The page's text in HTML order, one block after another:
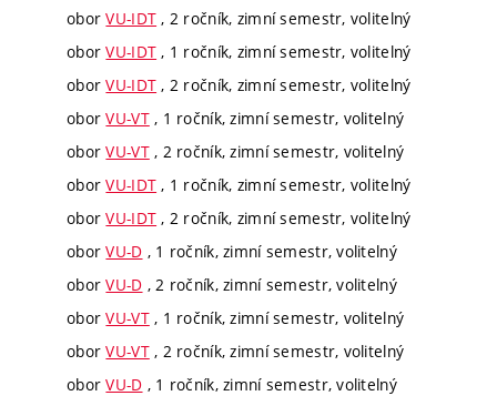
oborVU-IDT , 2 ročník, zimní semestr, volitelný
oborVU-IDT , 1 ročník, zimní semestr, volitelný
oborVU-IDT , 2 ročník, zimní semestr, volitelný
oborVU-VT, 1 ročník, zimní semestr, volitelný
oborVU-VT, 2 ročník, zimní semestr, volitelný
oborVU-IDT , 1 ročník, zimní semestr, volitelný
oborVU-IDT , 2 ročník, zimní semestr, volitelný
oborVU-D , 1 ročník, zimní semestr, volitelný
oborVU-D , 2 ročník, zimní semestr, volitelný
oborVU-VT, 1 ročník, zimní semestr, volitelný
oborVU-VT, 2 ročník, zimní semestr, volitelný
oborVU-D , 1 ročník, zimní semestr, volitelný